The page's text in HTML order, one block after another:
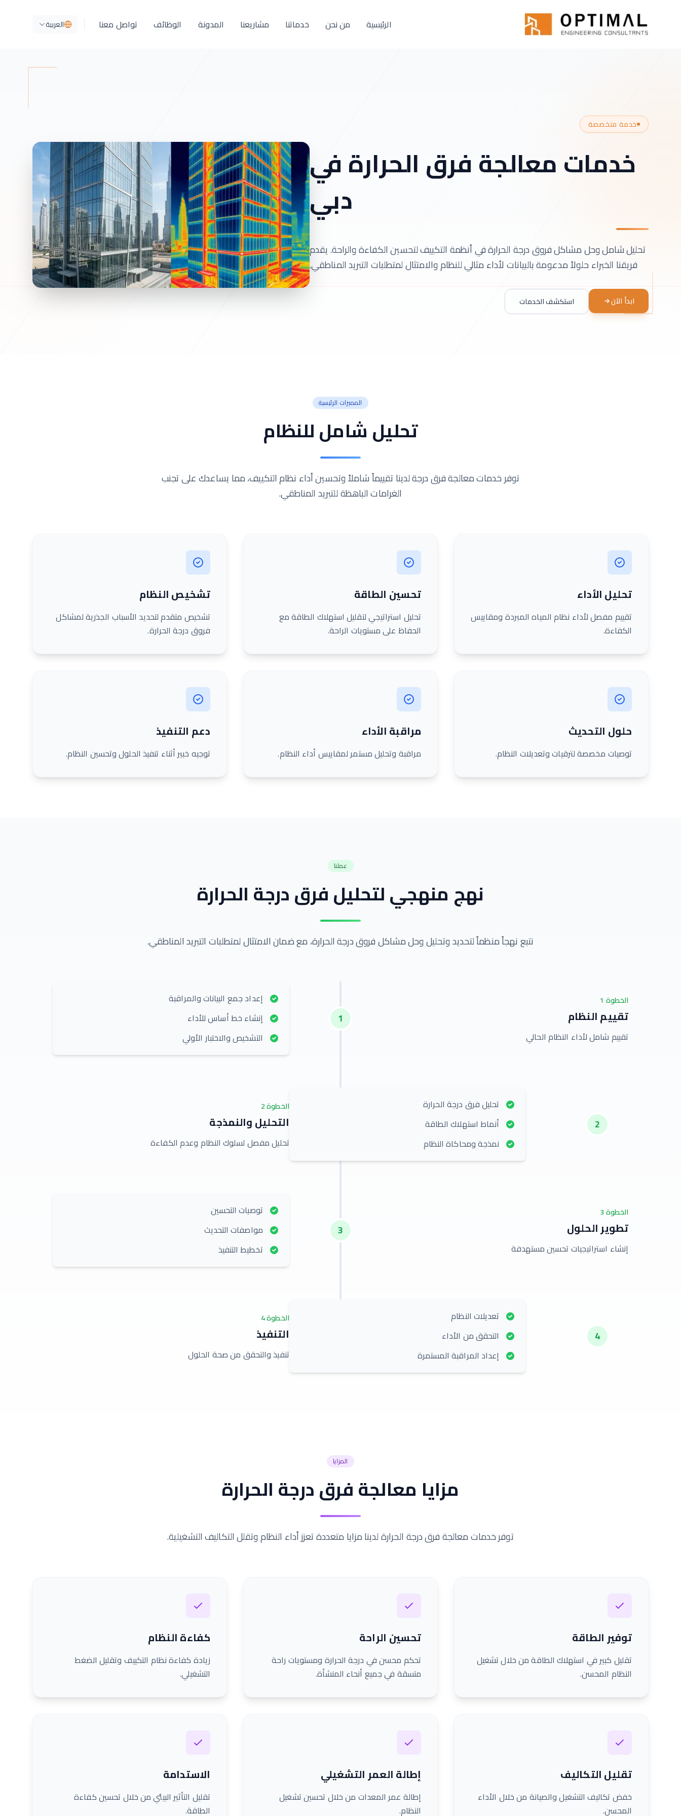
الرئيسية
من نحن خدماتنا مشاريعنا المدونة الوظائف تواصل معنا العربية
الرئيسية خدماتنا Specialized
خدمة متخصصة
خدمات معالجة فرق الحرارة في
دبي
تحليل شامل وحل مشاكل فروق درجة الحرارة في أنظمة التكييف لتحسين الكفاءة والراحة. يقدم
فريقنا الخبراء حلولاً مدعومة بالبيانات لأداء مثالي للنظام والامتثال لمتطلبات التبريد المناطقي.
ابدأ الآن استكشف الخدمات
المميزات الرئيسية
تحليل شامل للنظام
توفر خدمات معالجة فرق درجة لدينا تقييماً شاملاً وتحسين أداء نظام التكييف، مما يساعدك على تجنب
الغرامات الباهظة للتبريد المناطقي.
تحليل الأداء
تقييم مفصل لأداء نظام المياه المبردة ومقاييس
الكفاءة.
تحسين الطاقة
تحليل استراتيجي لتقليل استهلاك الطاقة مع
الحفاظ على مستويات الراحة.
تشخيص النظام
تشخيص متقدم لتحديد الأسباب الجذرية لمشاكل
فروق درجة الحرارة.
حلول التحديث
توصيات مخصصة لترقيات وتعديلات النظام.
مراقبة الأداء
مراقبة وتحليل مستمر لمقاييس أداء النظام.
دعم التنفيذ
توجيه خبير أثناء تنفيذ الحلول وتحسين النظام.
عملنا
نهج منهجي لتحليل فرق درجة الحرارة
نتبع نهجاً منظماً لتحديد وتحليل وحل مشاكل فروق درجة الحرارة، مع ضمان الامتثال لمتطلبات التبريد المناطقي.
الخطوة 1
تقييم النظام
تقييم شامل لأداء النظام الحالي
1
إعداد جمع البيانات والمراقبة
إنشاء خط أساس للأداء
التشخيص والاختبار الأولي
الخطوة2
التحليل والنمذجة
تحليل مفصل لسلوك النظام وعدم الكفاءة
2
تحليل فرق درجة الحرارة
أنماط استهلاك الطاقة
نمذجة ومحاكاة النظام
الخطوة3
تطوير الحلول
إنشاء استراتيجيات تحسين مستهدفة
3
توصيات التحسين
مواصفات التحديث
تخطيط التنفيذ
الخطوة4
التنفيذ
تنفيذ والتحقق من صحة الحلول
4
تعديلات النظام
التحقق من الأداء
إعداد المراقبة المستمرة
المزايا
مزايا معالجة فرق درجة الحرارة
توفر خدمات معالجة فرق درجة الحرارة لدينا مزايا متعددة تعزز أداء النظام وتقلل التكاليف التشغيلية.
توفير الطاقة
تقليل كبير في استهلاك الطاقة من خلال تشغيل
النظام المحسن.
تحسين الراحة
تحكم محسن في درجة الحرارة ومستويات راحة
متسقة في جميع أنحاء المنشأة.
كفاءة النظام
زيادة كفاءة نظام التكييف وتقليل الضغط
التشغيلي.
تقليل التكاليف
خفض تكاليف التشغيل والصيانة من خلال الأداء
المحسن.
إطالة العمر التشغيلي
إطالة عمر المعدات من خلال تحسين تشغيل
النظام.
الاستدامة
تقليل التأثير البيئي من خلال تحسين كفاءة
الطاقة.